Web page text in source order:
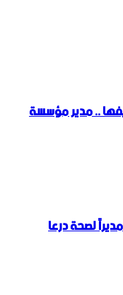
.. مدير مؤسسة
لصحة درعا